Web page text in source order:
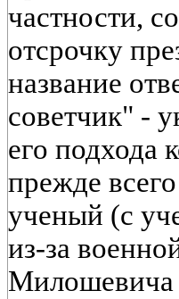
частности,
отсрочку
название
советчик" -
его подхода
прежде
ученый (с
из-за